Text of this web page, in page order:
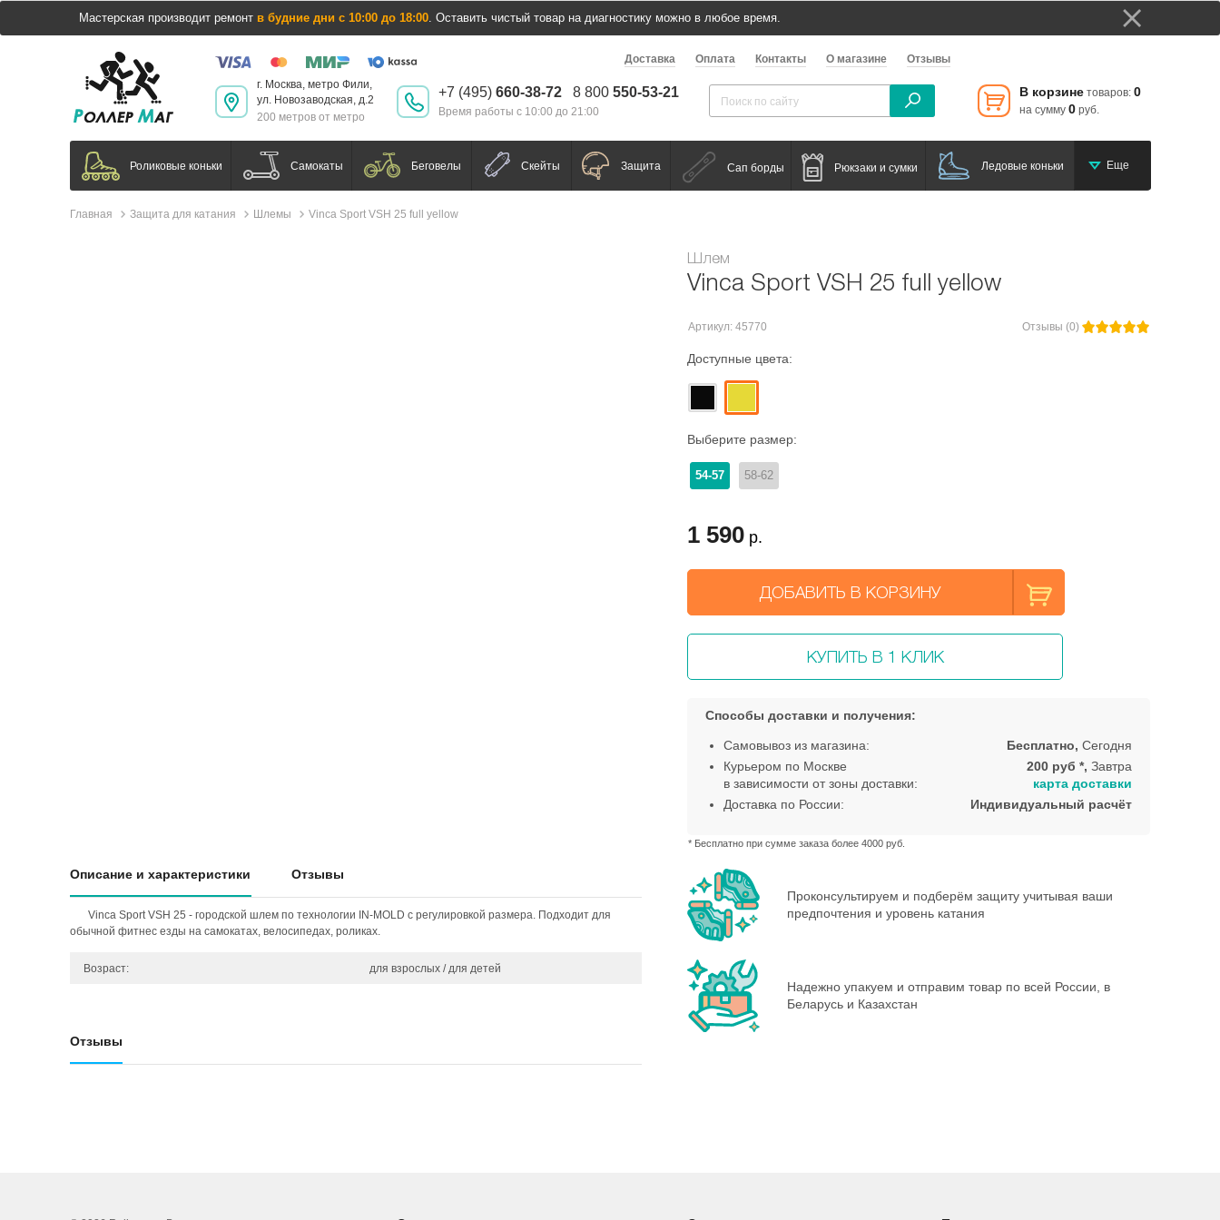
Мастерская производит ремонт в будние дни с 10:00 до 18:00. Оставить чистый товар на диагностику можно в любое время.
Доставка Оплата Контакты О магазине Отзывы
В корзине товаров: 0
на сумму 0 руб.
г. Москва, метро Фили,
ул. Новозаводская, д.2
200 метров от метро
+7 (495) 660-38-72 8 800 550-53-21
Время работы с 10:00 до 21:00
Роликовые коньки Самокаты Беговелы Скейты Защита Сап борды Рюкзаки и сумки Ледовые коньки Еще
Главная Защита для катания Шлемы Vinca Sport VSH 25 full yellow
Описание и характеристики Отзывы
Vinca Sport VSH 25 - городской шлем по технологии IN-MOLD с регулировкой размера. Подходит для
обычной фитнес езды на самокатах, велосипедах, роликах.
Возраст: для взрослых / для детей
Отзывы
Шлем
Vinca Sport VSH 25 full yellow
Артикул: 45770 Отзывы (0)
Доступные цвета:
Выберите размер:
54-57 58-62
1 590 р.
ДОБАВИТЬ В КОРЗИНУ
КУПИТЬ В 1 КЛИК
Способы доставки и получения:
Самовывоз из магазина: Бесплатно, Сегодня
Курьером по Москве
в зависимости от зоны доставки:
200 руб *, Завтра
* Бесплатно при сумме заказа более 4000 руб.
карта доставки
Доставка по России:
Индивидуальный расчёт
Проконсультируем и подберём защиту учитывая ваши
предпочтения и уровень катания
Надежно упакуем и отправим товар по всей России, в
Беларусь и Казахстан